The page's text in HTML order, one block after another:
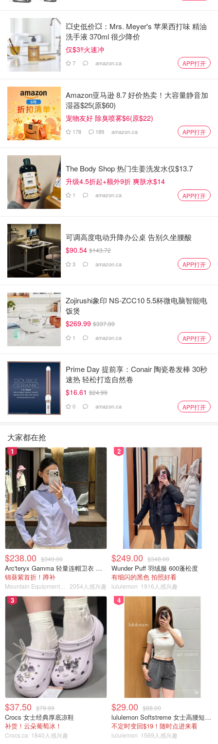
💥史低价💥：Mrs. Meyer's 苹果西打味 精油
洗手液 370ml 很少降价
仅$3‼️火速冲
7 amazon.ca APP打开
Amazon亚马逊 8.7 好价热卖！大容量静音加
湿器$25(原$60)
宠物友好 除臭喷雾$6(原$22)
178 189 amazon.ca APP打开
The Body Shop 热门生姜洗发水仅$13.7
升级4.5折起+额外9折 爽肤水$14
1 amazon.ca APP打开
可调高度电动升降办公桌 告别久坐腰酸
$90.54 $143.72
3 amazon.ca APP打开
Zojirushi​象印 NS-ZCC10 5.5杯微电脑智能电
饭煲
$269.99 $337.00
1 amazon.ca APP打开
Prime Day 提前享：Conair 陶瓷卷发棒 30秒
速热 轻松打造自然卷
$16.61 $24.99
0 amazon.ca APP打开
大家都在抢
1
$238.00 $340.00
Arc'teryx Gamma 轻量连帽卫衣 女款
锦葵紫首折！蹲补
2054人感兴趣
2
$249.00 $348.00
Wunder Puff 羽绒服 600蓬松度
有细闪的黑色 拍照好看
lululemon 1916人感兴趣
3
$37.50 $79.99
Crocs 女士经典厚底凉鞋
补货！云朵葡萄冰！
Crocs.ca 1840人感兴趣
4
$29.00 $88.00
lululemon Softstreme 女士高腰短裤 10cm
不定时变回$19！随时点进来看
lululemon 1569人感兴趣